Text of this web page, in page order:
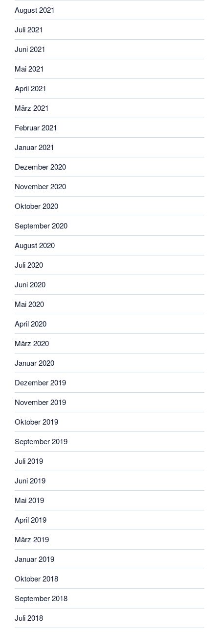
August 2021
Juli 2021
Juni 2021
Mai 2021
April 2021
März 2021
Februar 2021
Januar 2021
Dezember 2020
November 2020
Oktober 2020
September 2020
August 2020
Juli 2020
Juni 2020
Mai 2020
April 2020
März 2020
Januar 2020
Dezember 2019
November 2019
Oktober 2019
September 2019
Juli 2019
Juni 2019
Mai 2019
April 2019
März 2019
Januar 2019
Oktober 2018
September 2018
Juli 2018